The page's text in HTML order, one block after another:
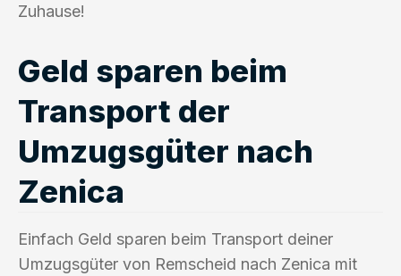
Zuhause!
Geld sparen beim
Transport der
Umzugsgüter nach
Zenica
Einfach Geld sparen beim Transport deiner
Umzugsgüter von Remscheid nach Zenica mit